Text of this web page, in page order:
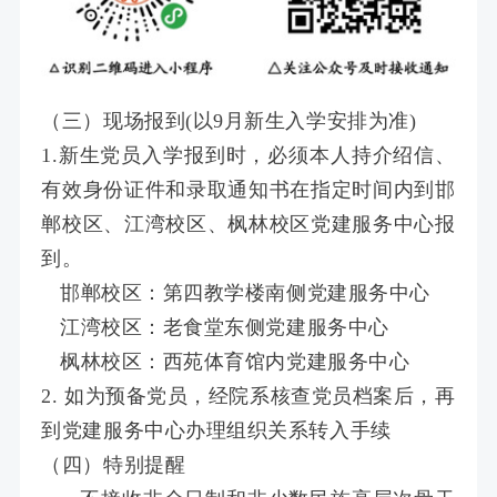
（三）现场报到(以9月新生入学安排为准)
1.新生党员入学报到时，必须本人持介绍信、
有效身份证件和录取通知书在指定时间内到邯
郸校区、江湾校区、枫林校区党建服务中心报
到。
邯郸校区：第四教学楼南侧党建服务中心
江湾校区：老食堂东侧党建服务中心
枫林校区：西苑体育馆内党建服务中心
2. 如为预备党员，经院系核查党员档案后，再
到党建服务中心办理组织关系转入手续
（四）特别提醒